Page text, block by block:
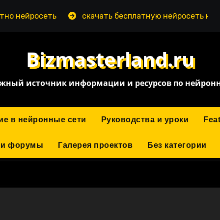
нейросеть скачать бесплатную нейросеть на пк
Bizmasterland.ru
источник информации и ресурсов по
в нейронные сети Руководства и уроки
и форумы Галерея проектов Без категории